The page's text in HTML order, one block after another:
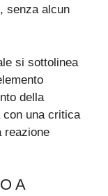
senza alcun
si sottolinea
della
con una critica
reazione
A